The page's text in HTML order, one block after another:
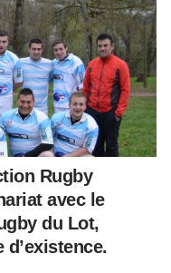
Rugby
avec le
du Lot,
d’existence.